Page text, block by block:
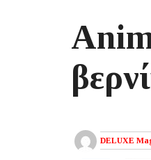
DELUXE